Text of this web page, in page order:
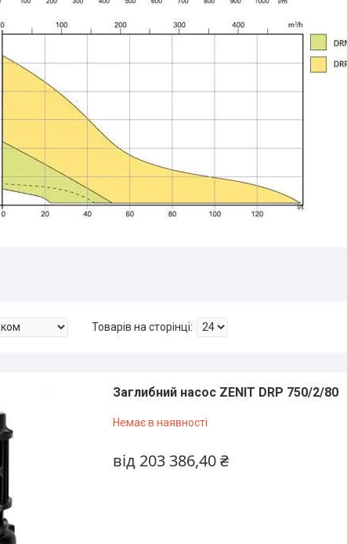
Заглибний насос ZENIT DRP 750/2/80
Немає в наявності
від 203 386,40 ₴